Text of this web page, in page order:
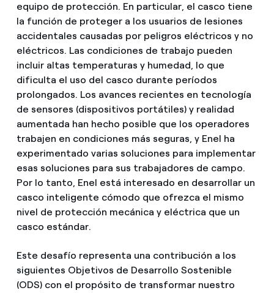
equipo de protección. En particular, el casco tiene
la función de proteger a los usuarios de lesiones
accidentales causadas por peligros eléctricos y no
eléctricos. Las condiciones de trabajo pueden
incluir altas temperaturas y humedad, lo que
dificulta el uso del casco durante períodos
prolongados. Los avances recientes en tecnología
de sensores (dispositivos portátiles) y realidad
aumentada han hecho posible que los operadores
trabajen en condiciones más seguras, y Enel ha
experimentado varias soluciones para implementar
esas soluciones para sus trabajadores de campo.
Por lo tanto, Enel está interesado en desarrollar un
casco inteligente cómodo que ofrezca el mismo
nivel de protección mecánica y eléctrica que un
casco estándar.
Este desafío representa una contribución a los
siguientes Objetivos de Desarrollo Sostenible
(ODS) con el propósito de transformar nuestro